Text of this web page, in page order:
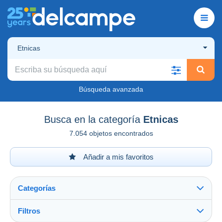
Etnicas
Búsqueda avanzada
Busca en la categoría Etnicas
7.054 objetos encontrados
Añadir a mis favoritos
Categorías
Filtros